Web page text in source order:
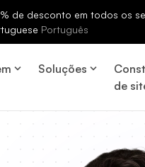
de desconto em todos os
Português
Soluções
de